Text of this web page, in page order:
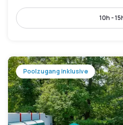
10h -
Poolzugang inklusive